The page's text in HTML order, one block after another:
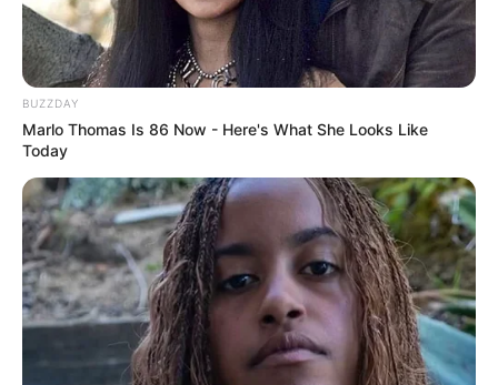
BUZZDAY
Marlo Thomas Is 86 Now - Here's What She Looks Like
Today